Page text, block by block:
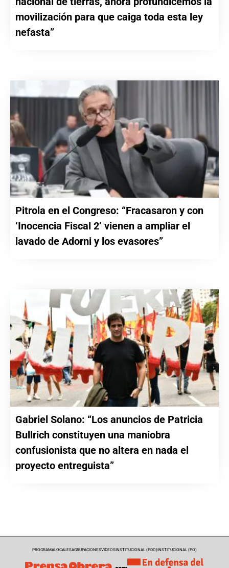
movilización para que caiga toda esta ley
nefasta”
Pitrola en el Congreso: “Fracasaron y con
‘Inocencia Fiscal 2’ vienen a ampliar el
lavado de Adorni y los evasores”
Gabriel Solano: “Los anuncios de Patricia
Bullrich constituyen una maniobra
confusionista que no altera en nada el
proyecto entreguista”
PROGRAMALOCALESAGRUPACIONESVIDEOSINSTITUCIONAL (PDO)INSTITUCIONAL (PO)